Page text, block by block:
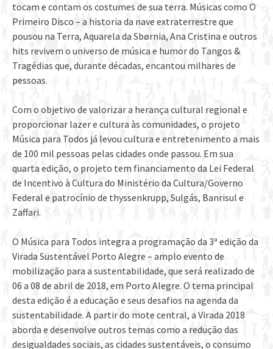
tocam e contam os costumes de sua terra. Músicas como O
Primeiro Disco – a historia da nave extraterrestre que
pousou na Terra, Aquarela da Sbørnia, Ana Cristina e outros
hits revivem o universo de música e humor do Tangos &
Tragédias que, durante décadas, encantou milhares de
pessoas.
Com o objetivo de valorizar a herança cultural regional e
proporcionar lazer e cultura às comunidades, o projeto
Música para Todos já levou cultura e entretenimento a mais
de 100 mil pessoas pelas cidades onde passou. Em sua
quarta edição, o projeto tem financiamento da Lei Federal
de Incentivo à Cultura do Ministério da Cultura/Governo
Federal e patrocínio de thyssenkrupp, Sulgás, Banrisul e
Zaffari.
O Música para Todos integra a programação da 3ª edição da
Virada Sustentável Porto Alegre – amplo evento de
mobilização para a sustentabilidade, que será realizado de
06 a 08 de abril de 2018, em Porto Alegre. O tema principal
desta edição é a educação e seus desafios na agenda da
sustentabilidade. A partir do mote central, a Virada 2018
aborda e desenvolve outros temas como a redução das
desigualdades sociais, as cidades sustentáveis, o consumo